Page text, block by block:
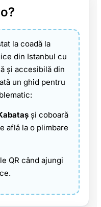
la coadă la
din Istanbul cu
și accesibilă din
un ghid pentru
și coboară
află la o plimbare
QR când ajungi